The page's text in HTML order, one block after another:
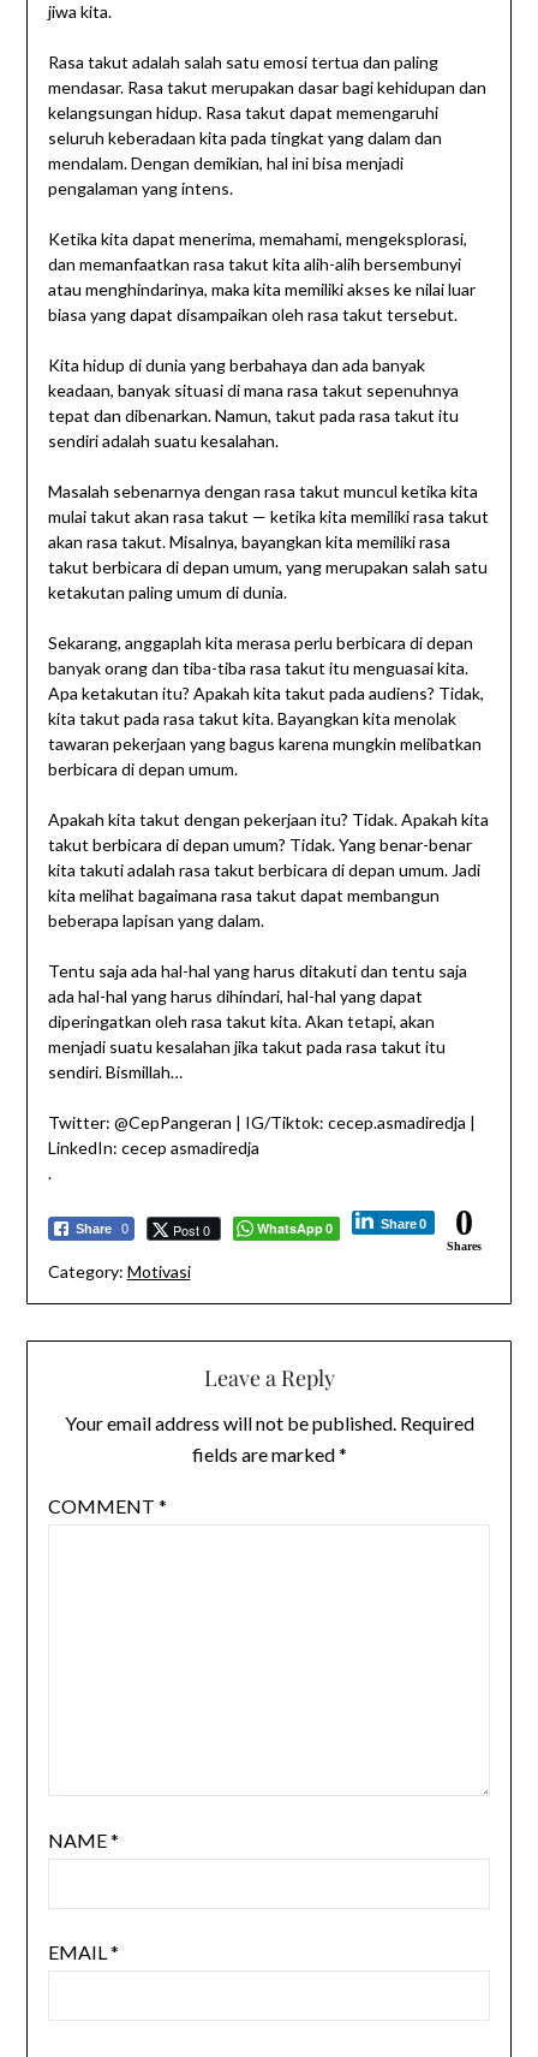
jiwa kita.
Rasa takut adalah salah satu emosi tertua dan paling
mendasar. Rasa takut merupakan dasar bagi kehidupan dan
kelangsungan hidup. Rasa takut dapat memengaruhi
seluruh keberadaan kita pada tingkat yang dalam dan
mendalam. Dengan demikian, hal ini bisa menjadi
pengalaman yang intens.
Ketika kita dapat menerima, memahami, mengeksplorasi,
dan memanfaatkan rasa takut kita alih-alih bersembunyi
atau menghindarinya, maka kita memiliki akses ke nilai luar
biasa yang dapat disampaikan oleh rasa takut tersebut.
Kita hidup di dunia yang berbahaya dan ada banyak
keadaan, banyak situasi di mana rasa takut sepenuhnya
tepat dan dibenarkan. Namun, takut pada rasa takut itu
sendiri adalah suatu kesalahan.
Masalah sebenarnya dengan rasa takut muncul ketika kita
mulai takut akan rasa takut — ketika kita memiliki rasa takut
akan rasa takut. Misalnya, bayangkan kita memiliki rasa
takut berbicara di depan umum, yang merupakan salah satu
ketakutan paling umum di dunia.
Sekarang, anggaplah kita merasa perlu berbicara di depan
banyak orang dan tiba-tiba rasa takut itu menguasai kita.
Apa ketakutan itu? Apakah kita takut pada audiens? Tidak,
kita takut pada rasa takut kita. Bayangkan kita menolak
tawaran pekerjaan yang bagus karena mungkin melibatkan
berbicara di depan umum.
Apakah kita takut dengan pekerjaan itu? Tidak. Apakah kita
takut berbicara di depan umum? Tidak. Yang benar-benar
kita takuti adalah rasa takut berbicara di depan umum. Jadi
kita melihat bagaimana rasa takut dapat membangun
beberapa lapisan yang dalam.
Tentu saja ada hal-hal yang harus ditakuti dan tentu saja
ada hal-hal yang harus dihindari, hal-hal yang dapat
diperingatkan oleh rasa takut kita. Akan tetapi, akan
menjadi suatu kesalahan jika takut pada rasa takut itu
sendiri. Bismillah…
Twitter: @CepPangeran | IG/Tiktok: cecep.asmadiredja |
LinkedIn: cecep asmadiredja
.
Share 0 Post 0 WhatsApp 0 Share 0 0
Shares
Category: Motivasi
Leave a Reply
Your email address will not be published. Required
fields are marked*
COMMENT *
NAME*
EMAIL*